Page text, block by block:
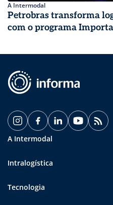
A Intermodal
Petrobras transforma
com o programa
A Intermodal
Intralogística
Tecnologia